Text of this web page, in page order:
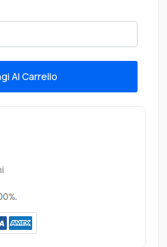
Aggiungi Al Carrello